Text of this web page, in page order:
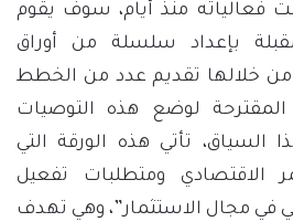
فعالياته منذ أيام، سوف يقوم
بإعداد سلسلة من أوراق
خلالها تقديم عدد من الخطط
المقترحة لوضع هذه التوصيات
السياق، تأتي هذه الورقة التي
الاقتصادي ومتطلبات تفعيل
في مجال الاستثمار”، وهي تهدف